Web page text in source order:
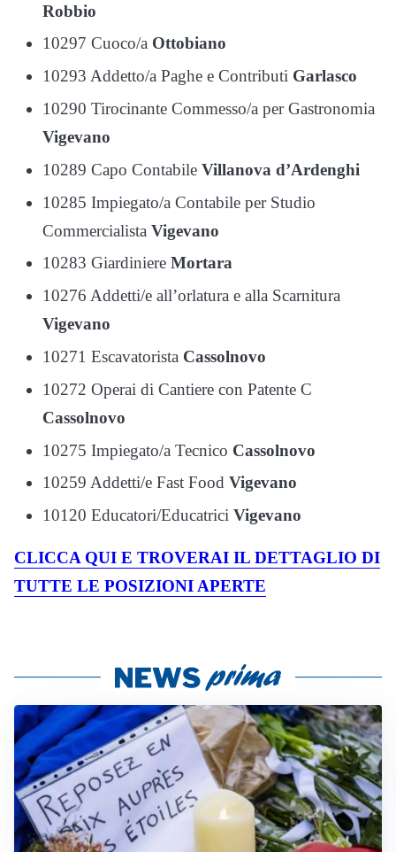
Robbio
10297 Cuoco/a Ottobiano
10293 Addetto/a Paghe e Contributi Garlasco
10290 Tirocinante Commesso/a per Gastronomia
Vigevano
10289 Capo Contabile Villanova d’Ardenghi
10285 Impiegato/a Contabile per Studio
Commercialista Vigevano
10283 Giardiniere Mortara
10276 Addetti/e all’orlatura e alla Scarnitura
Vigevano
10271 Escavatorista Cassolnovo
10272 Operai di Cantiere con Patente C
Cassolnovo
10275 Impiegato/a Tecnico Cassolnovo
10259 Addetti/e Fast Food Vigevano
10120 Educatori/Educatrici Vigevano
CLICCA QUI E TROVERAI IL DETTAGLIO DI
TUTTE LE POSIZIONI APERTE